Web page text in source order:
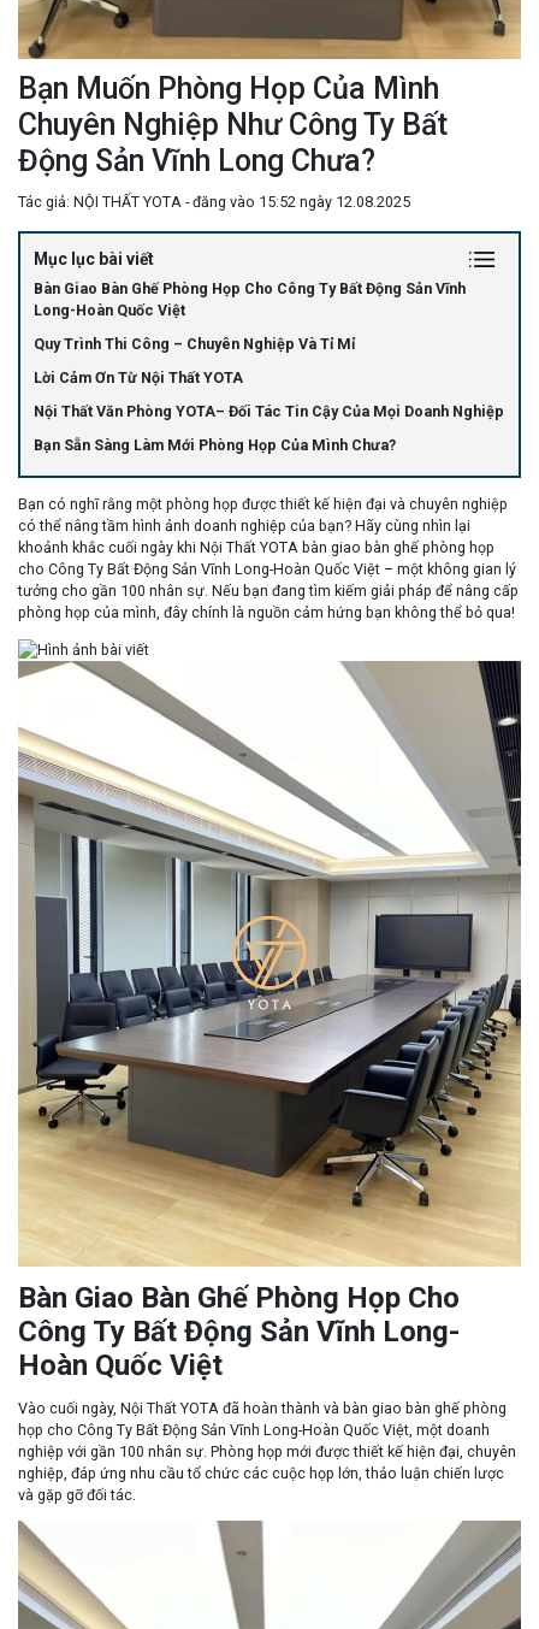
Bạn Muốn Phòng Họp Của Mình
Chuyên Nghiệp Như Công Ty Bất
Động Sản Vĩnh Long Chưa?
Tác giả: NỘI THẤT YOTA - đăng vào 15:52 ngày 12.08.2025
Mục lục bài viết
Bàn Giao Bàn Ghế Phòng Họp Cho Công Ty Bất Động Sản Vĩnh
Long-Hoàn Quốc Việt
Quy Trình Thi Công – Chuyên Nghiệp Và Tỉ Mỉ
Lời Cảm Ơn Từ Nội Thất YOTA
Nội Thất Văn Phòng YOTA– Đối Tác Tin Cậy Của Mọi Doanh Nghiệp
Bạn Sẵn Sàng Làm Mới Phòng Họp Của Mình Chưa?
Bạn có nghĩ rằng một phòng họp được thiết kế hiện đại và chuyên nghiệp
có thể nâng tầm hình ảnh doanh nghiệp của bạn? Hãy cùng nhìn lại
khoảnh khắc cuối ngày khi Nội Thất YOTA bàn giao bàn ghế phòng họp
cho Công Ty Bất Động Sản Vĩnh Long-Hoàn Quốc Việt – một không gian lý
tưởng cho gần 100 nhân sự. Nếu bạn đang tìm kiếm giải pháp để nâng cấp
phòng họp của mình, đây chính là nguồn cảm hứng bạn không thể bỏ qua!
Bàn Giao Bàn Ghế Phòng Họp Cho
Công Ty Bất Động Sản Vĩnh Long-
Hoàn Quốc Việt
Vào cuối ngày, Nội Thất YOTA đã hoàn thành và bàn giao bàn ghế phòng
họp cho Công Ty Bất Động Sản Vĩnh Long-Hoàn Quốc Việt, một doanh
nghiệp với gần 100 nhân sự. Phòng họp mới được thiết kế hiện đại, chuyên
nghiệp, đáp ứng nhu cầu tổ chức các cuộc họp lớn, thảo luận chiến lược
và gặp gỡ đối tác.